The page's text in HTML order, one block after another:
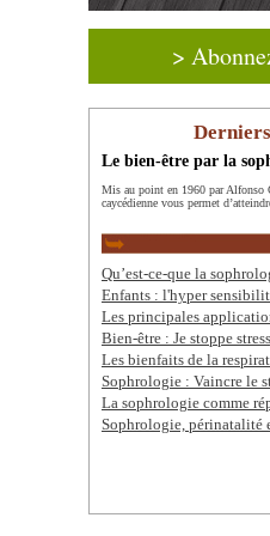
>
Le bien-être par la
Mis au point en 1960 par Alfonso
caycédienne vous permet
Qu’est-ce-que la
Enfants : l'hyper
Les principales
Bien-être : Je stoppe
Les bienfaits de la
Sophrologie : Vaincre le
La sophrologie comme
Sophrologie, périnatalité